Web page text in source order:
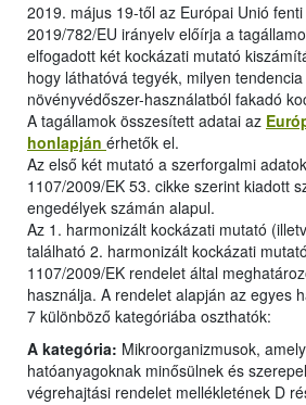
2019. május 19-től az Európai Unió
2019/782/EU irányelv előírja a
elfogadott két kockázati mutató
hogy láthatóvá tegyék, milyen
növényvédőszer-használatból fakadó
A tagállamok összesített adatai az
honlapján érhetők el.
Az első két mutató a szerforgalmi
1107/2009/EK 53. cikke szerint kiadott
engedélyek számán alapul.
Az 1. harmonizált kockázati mutató
található 2. harmonizált kockázati
1107/2009/EK rendelet által
használja. A rendelet alapján az egyes
7 különböző kategóriába oszthatók:
A kategória: Mikroorganizmusok,
hatóanyagoknak minősülnek és
végrehajtási rendelet mellékletének D